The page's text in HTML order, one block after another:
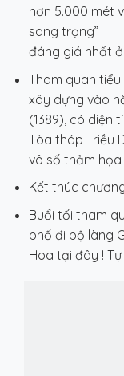
hơn 5.000 mét
sang trọng”
đáng giá nhất
Tham quan
xây dựng vào
(1389), có diện
Tòa tháp Triều
vô số thảm
Kết thúc
Buổi tối tham
phố đi bộ làng
Hoa tại đây !